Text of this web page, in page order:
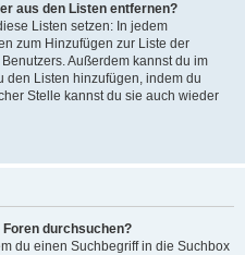
aus den Listen entfernen?
Listen setzen: In jedem
zum Hinzufügen zur Liste der
Außerdem kannst du im
den Listen hinzufügen, indem du
Stelle kannst du sie auch wieder
durchsuchen?
du einen Suchbegriff in die Suchbox